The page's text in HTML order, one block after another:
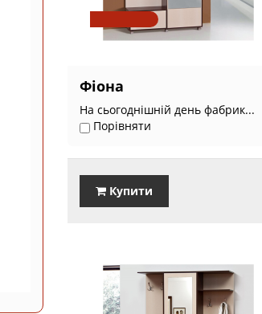
Фіона
На сьогоднішній день фабрик...
Порівняти
Купити